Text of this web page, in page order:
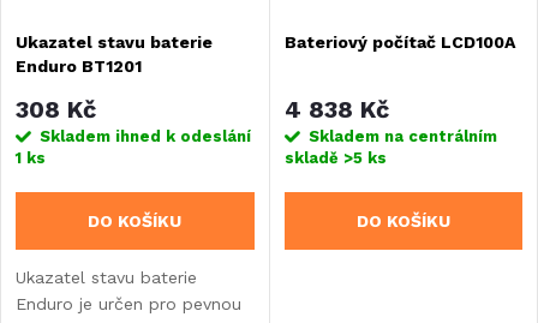
p
r
o
d
u
s
p
r
o
d
Ukazatel stavu baterie
Enduro BT1201
308 Kč
Skladem ihned k odeslání
1 ks
DO KOŠÍKU
Ukazatel stavu baterie
Enduro je určen pro pevnou
Bateriový počítač LCD100A
4 838 Kč
Skladem na centrálním
skladě >5 ks
DO KOŠÍKU